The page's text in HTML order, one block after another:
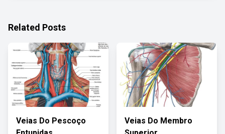
Related Posts
Veias Do Pescoço
Veias Do Membro